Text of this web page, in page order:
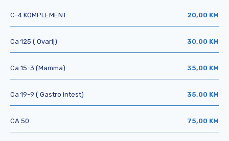
C-4 KOMPLEMENT 20,00 KM
Ca 125 ( Ovarij) 30,00 KM
Ca 15-3 (Mamma) 35,00 KM
Ca 19-9 ( Gastro intest) 35,00 KM
CA 50 75,00 KM